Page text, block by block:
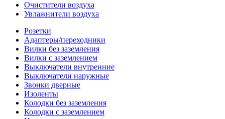
Очистители воздуха
Увлажнители воздуха
Розетки
Адаптеры/переходники
Вилки без заземления
Вилки с заземлением
Выключатели внутренние
Выключатели наружные
Звонки дверные
Изоленты
Колодки без заземления
Колодки с заземлением